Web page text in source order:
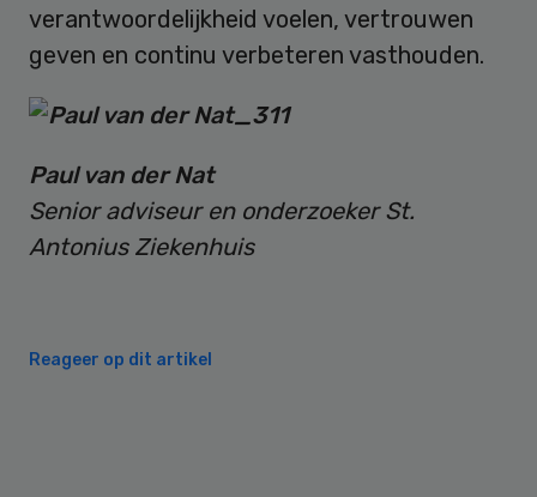
verantwoordelijkheid voelen, vertrouwen
geven en continu verbeteren vasthouden.
Paul van der Nat
Senior adviseur en onderzoeker St.
Antonius Ziekenhuis
Reageer op dit artikel